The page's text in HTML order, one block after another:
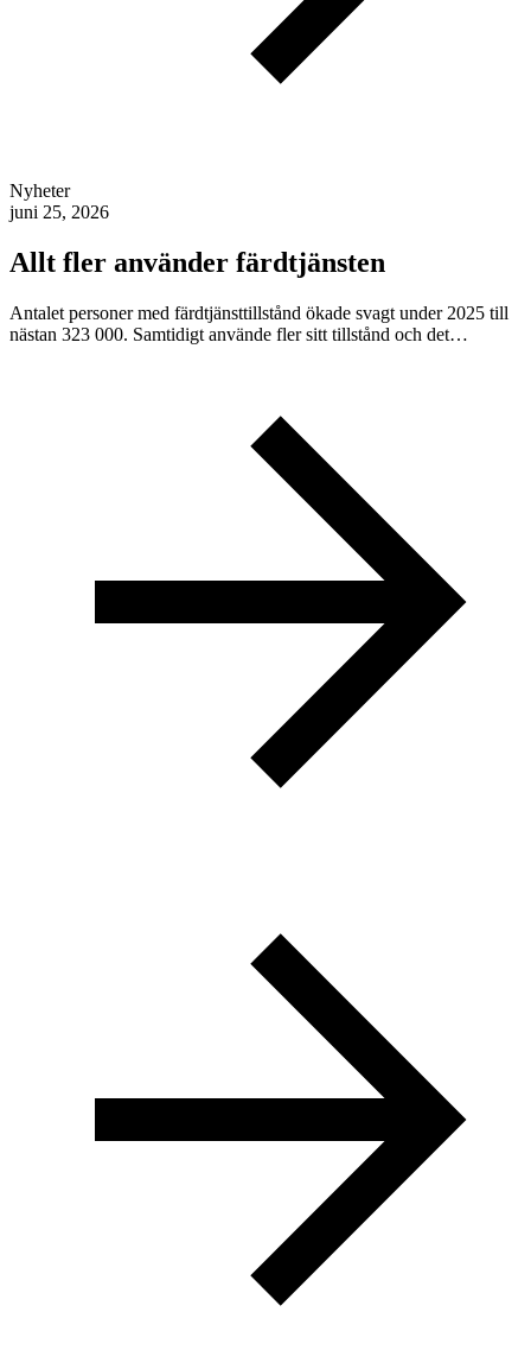
Nyheter
juni 25, 2026
Allt fler använder färdtjänsten
Antalet personer med färdtjänsttillstånd ökade svagt under 2025 till
nästan 323 000. Samtidigt använde fler sitt tillstånd och det…